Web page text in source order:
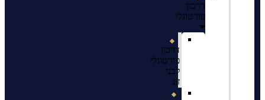
דרכון
פורטוגלי
דרכון
פורטוגלי
לבני
זוג